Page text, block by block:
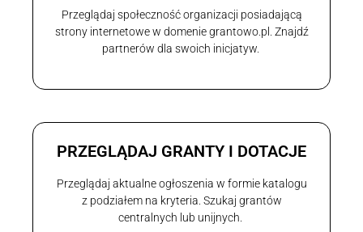
Przeglądaj społeczność organizacji posiadającą
strony internetowe w domenie grantowo.pl. Znajdź
partnerów dla swoich inicjatyw.
PRZEGLĄDAJ GRANTY I DOTACJE
Przeglądaj aktualne ogłoszenia w formie katalogu
z podziałem na kryteria. Szukaj grantów
centralnych lub unijnych.